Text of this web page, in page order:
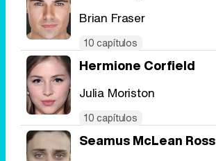
Brian Fraser
10 capítulos
Hermione Corfield
Julia Moriston
10 capítulos
Seamus McLean Ross